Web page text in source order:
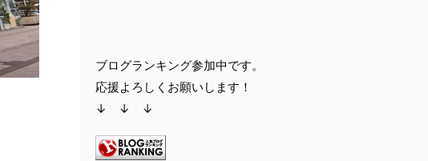
ブログランキング参加中です。
応援よろしくお願いします！
↓ ↓ ↓